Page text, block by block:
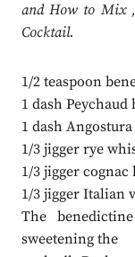
and How to Mix
Cocktail.
1/2 teaspoon
1 dash Peychaud
1 dash
1/3 jigger rye
1/3 jigger cognac
1/3 jigger Italian
The
sweetening the